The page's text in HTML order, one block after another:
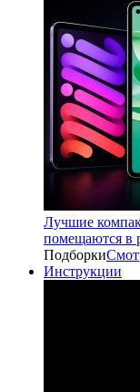
Лучшие
помещаются в
Подборки
Инструкции